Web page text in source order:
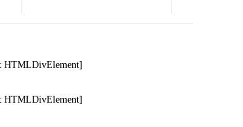
HTMLDivElement]
HTMLDivElement]